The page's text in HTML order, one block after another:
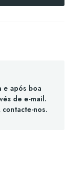
e após boa
de e-mail.
contacte-nos.